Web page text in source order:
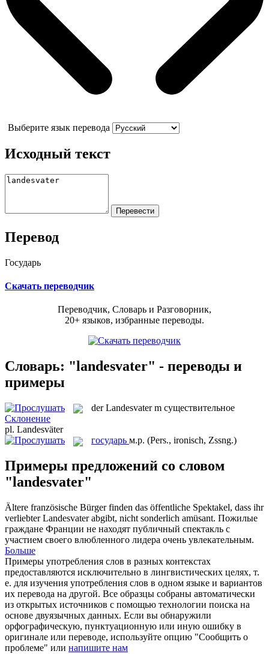
Выберите язык перевода
Исходный текст
Перевод
Государь
Скачать переводчик
Переводчик, Словарь и Разговорник,
20+ языков, избранные переводы.
Словарь: "landesvater" - переводы и
примеры
derLandesvater m существительное
Склонение
pl. Landesväter
государь м.р. (Pers., ironisch, Zssng.)
Примеры предложений со словом
"landesvater"
Ältere französische Bürger finden das öffentliche Spektakel, dass ihr
verliebterLandesvaterabgibt, nicht sonderlich amüsant. Пожилые
граждане Франции не находят публичный спектакль с
участием своего влюбленного лидера очень увлекательным.
Больше
Примеры употребления слов в разных контекстах
предоставляются исключительно в лингвистических целях, т.
е. для изучения употребления слов в одном языке и вариантов
их перевода на другой. Все образцы собраны автоматически
из открытых источников с помощью технологии поиска на
основе двуязычных данных. Если вы обнаружили
орфографическую, пунктуационную или иную ошибку в
оригинале или переводе, используйте опцию "Сообщить о
проблеме" или напишите нам